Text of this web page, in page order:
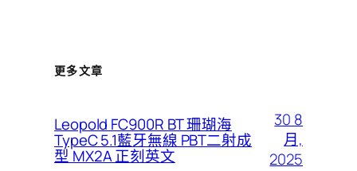
更多文章
Leopold FC900R BT 珊瑚海
TypeC 5.1藍牙無線 PBT二射成
型 MX2A 正刻英文
30 8
月,
2025